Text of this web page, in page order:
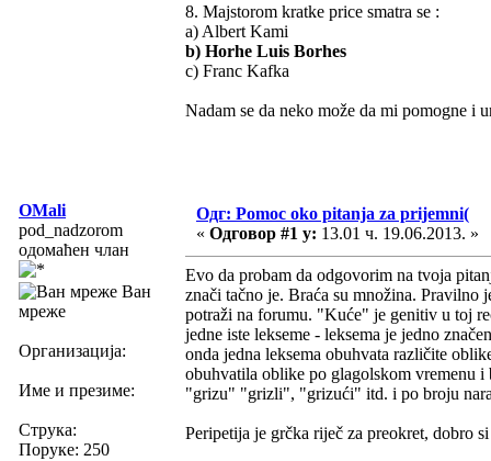
8. Majstorom kratke price smatra se :
a) Albert Kami
b) Horhe Luis Borhes
c) Franc Kafka
Nadam se da neko može da mi pomogne i
OMali
pod_nadzorom
одомаћен члан
Ван
мреже
Организација:
Име и презиме:
Струка:
Поруке: 250
Одг: Pomoc oko pitanja za prijemni(
« Одговор #1 у: 13.01 ч. 19.06.2013. »
Evo da probam da odgovorim na tvoja
znači tačno je. Braća su množina.
potraži na forumu. "Kuće" je genitiv u toj
jedne iste lekseme - leksema je jedno
onda jedna leksema obuhvata različite
obuhvatila oblike po glagolskom vremenu
"grizu" "grizli", "grizući" itd. i po broju
Peripetija je grčka riječ za preokret, dobro